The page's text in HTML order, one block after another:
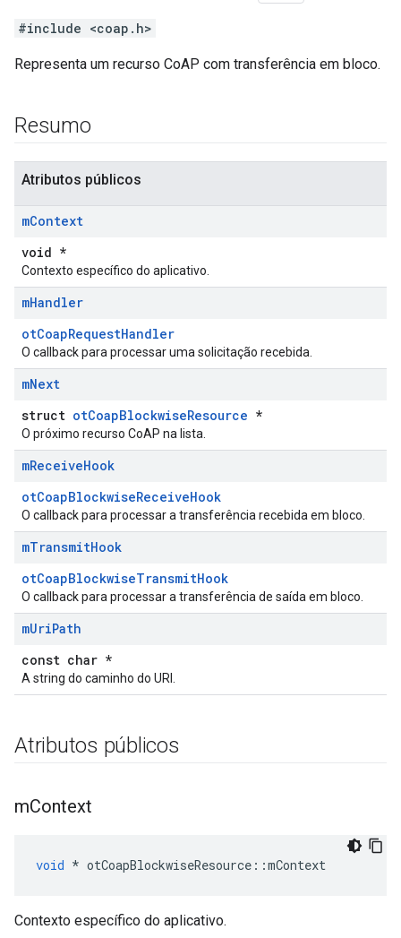
#include <coap.h>
Representa um recurso CoAP com transferência em bloco.
Resumo
Atributos públicos
mContext
void *
Contexto específico do aplicativo.
mHandler
otCoapRequestHandler
O callback para processar uma solicitação recebida.
mNext
struct otCoapBlockwiseResource *
O próximo recurso CoAP na lista.
mReceiveHook
otCoapBlockwiseReceiveHook
O callback para processar a transferência recebida em bloco.
mTransmitHook
otCoapBlockwiseTransmitHook
O callback para processar a transferência de saída em bloco.
mUriPath
const char *
A string do caminho do URI.
Atributos públicos
mContext
void * otCoapBlockwiseResource ::mContext
Contexto específico do aplicativo.